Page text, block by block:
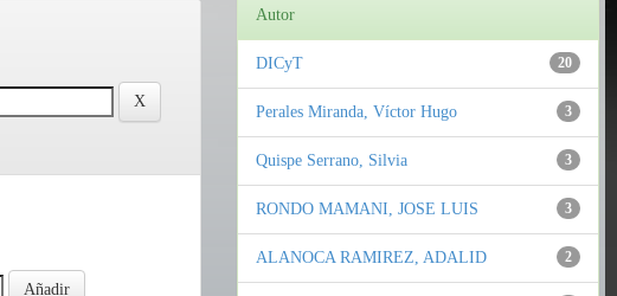
Autor
20
DICyT
3
Perales Miranda, Víctor Hugo
3
Quispe Serrano, Silvia
3
RONDO MAMANI, JOSE LUIS
2
ALANOCA RAMIREZ, ADALID